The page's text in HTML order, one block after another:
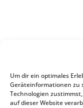
Um dir ein optimales
Geräteinformationen zu
Technologien
auf dieser Website